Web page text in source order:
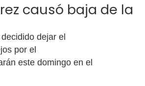
causó baja de la
dejar el
por el
este domingo en el